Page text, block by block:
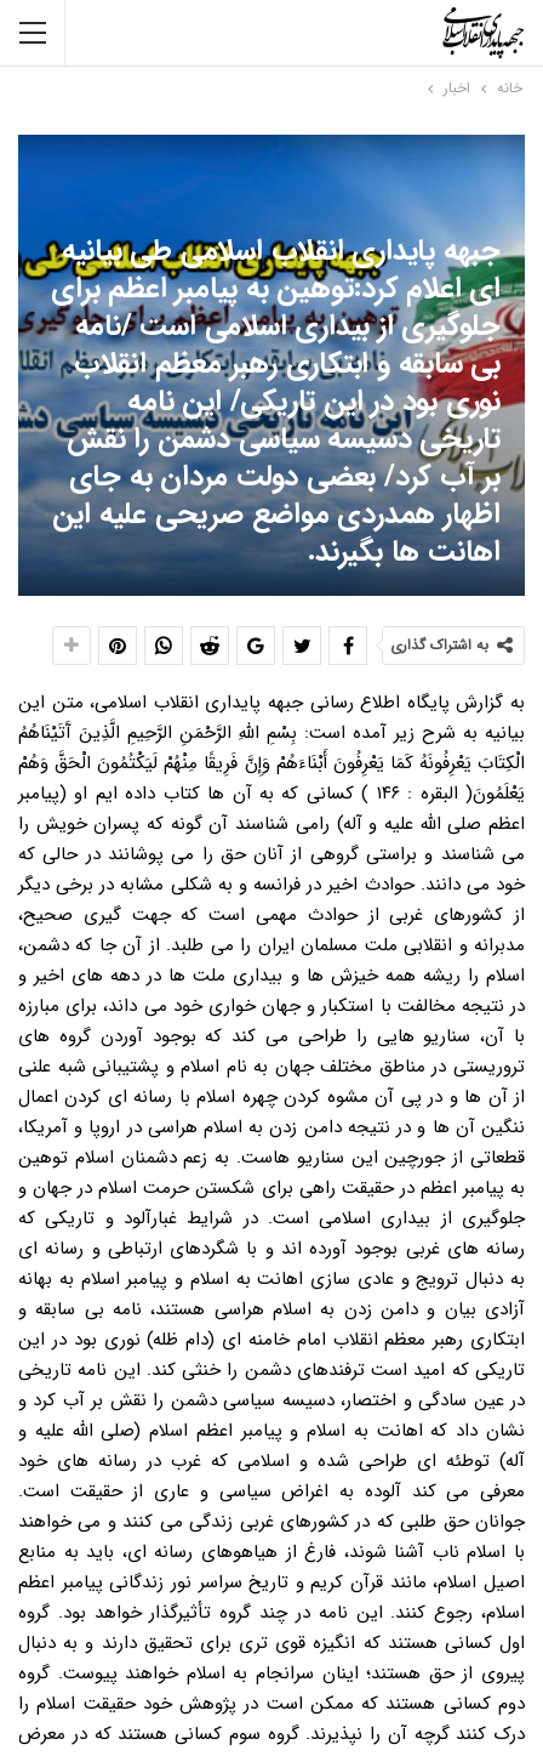
خانه اخبار
جبهه پایداری انقلاب اسلامی طی بیانیه
ای اعلام کرد:توهین به پیامبر اعظم برای
جلوگیری از بیداری اسلامی است /نامه
بی سابقه و ابتکاری رهبر معظم انقلاب
نوری بود در این تاریکی/ این نامه
تاریخی دسیسه سیاسی دشمن را نقش
بر آب کرد/ بعضی دولت مردان به جای
اظهار همدردی مواضع صریحی علیه این
اهانت ها بگیرند.
به اشتراک گذاری
به گزارش پایگاه اطلاع رسانی جبهه پایداری انقلاب اسلامی، متن این
بیانیه به شرح زیر آمده است: بِسْمِ اللَّهِ الرَّحْمَنِ الرَّحِیمِ الَّذِینَ آَتَیْنَاهُمُ
الْکِتَابَ یَعْرِفُونَهُ کَمَا یَعْرِفُونَ أَبْنَاءَهُمْ وَإِنَّ فَرِیقًا مِنْهُمْ لَیَکْتُمُونَ الْحَقَّ وَهُمْ
یَعْلَمُونَ( البقره : ۱۴۶ ) کسانی که به آن ها کتاب داده ایم او (پیامبر
اعظم صلی الله علیه و آله) رامی شناسند آن گونه که پسران خویش را
می شناسند و براستی گروهی از آنان حق را می پوشانند در حالی که
خود می دانند. حوادث اخیر در فرانسه و به شکلی مشابه در برخی دیگر
از کشورهای غربی از حوادث مهمی است که جهت گیری صحیح،
مدبرانه و انقلابی ملت مسلمان ایران را می طلبد. از آن جا که دشمن،
اسلام را ریشه همه خیزش ها و بیداری ملت ها در دهه های اخیر و
در نتیجه مخالفت با استکبار و جهان خواری خود می داند، برای مبارزه
با آن، سناریو هایی را طراحی می کند که بوجود آوردن گروه های
تروریستی در مناطق مختلف جهان به نام اسلام و پشتیبانی شبه علنی
از آن ها و در پی آن مشوه کردن چهره اسلام با رسانه ای کردن اعمال
ننگین آن ها و در نتیجه دامن زدن به اسلام هراسی در اروپا و آمریکا،
قطعاتی از جورچین این سناریو هاست. به زعم دشمنان اسلام توهین
به پیامبر اعظم در حقیقت راهی برای شکستن حرمت اسلام در جهان و
جلوگیری از بیداری اسلامی است. در شرایط غبارآلود و تاریکی که
رسانه های غربی بوجود آورده اند و با شگردهای ارتباطی و رسانه ای
به دنبال ترویج و عادی سازی اهانت به اسلام و پیامبر اسلام به بهانه
آزادی بیان و دامن زدن به اسلام هراسی هستند، نامه بی سابقه و
ابتکاری رهبر معظم انقلاب امام خامنه ای (دام ظله) نوری بود در این
تاریکی که امید است ترفندهای دشمن را خنثی کند. این نامه تاریخی
در عین سادگی و اختصار، دسیسه سیاسی دشمن را نقش بر آب کرد و
نشان داد که اهانت به اسلام و پیامبر اعظم اسلام (صلی الله علیه و
آله) توطئه ای طراحی شده و اسلامی که غرب در رسانه های خود
معرفی می کند آلوده به اغراض سیاسی و عاری از حقیقت است.
جوانان حق طلبی که در کشورهای غربی زندگی می کنند و می خواهند
با اسلام ناب آشنا شوند، فارغ از هیاهوهای رسانه ای، باید به منابع
اصیل اسلام، مانند قرآن کریم و تاریخ سراسر نور زندگانی پیامبر اعظم
اسلام، رجوع کنند. این نامه در چند گروه تأثیرگذار خواهد بود. گروه
اول کسانی هستند که انگیزه قوی تری برای تحقیق دارند و به دنبال
پیروی از حق هستند؛ اینان سرانجام به اسلام خواهند پیوست. گروه
دوم کسانی هستند که ممکن است در پژوهش خود حقیقت اسلام را
درک کنند گرچه آن را نپذیرند. گروه سوم کسانی هستند که در معرض